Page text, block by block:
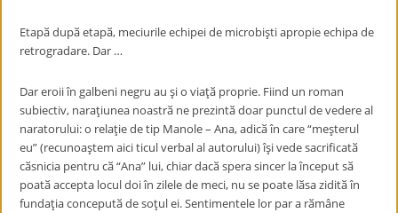
Etapӑ dupӑ etapӑ, meciurile echipei de microbişti apropie echipa de
retrogradare. Dar …
Dar eroii în galbeni negru au şi o viaţӑ proprie. Fiind un roman
subiectiv, naraţiunea noastrӑ ne prezintӑ doar punctul de vedere al
naratorului: o relaţie de tip Manole – Ana, adicӑ în care “meşterul
eu” (recunoaştem aici ticul verbal al autorului) îşi vede sacrificatӑ
cӑsnicia pentru cӑ “Ana” lui, chiar dacӑ spera sincer la început sӑ
poatӑ accepta locul doi în zilele de meci, nu se poate lӑsa ziditӑ în
fundaţia conceputӑ de soţul ei. Sentimentele lor par a rӑmâne